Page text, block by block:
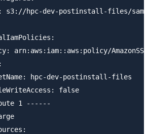
s3://hpc-dev-postinstall-files/
arn:aws:iam::aws:policy/
hpc-dev-postinstall-files
false
1 ------